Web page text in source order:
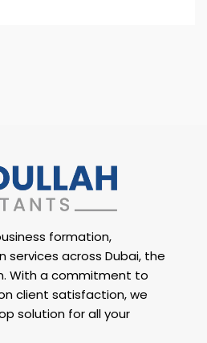
formation,
across Dubai, the
With a commitment to
client satisfaction, we
solution for all your